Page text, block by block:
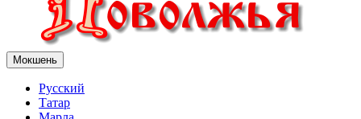
Мокшень
Русский
Татар